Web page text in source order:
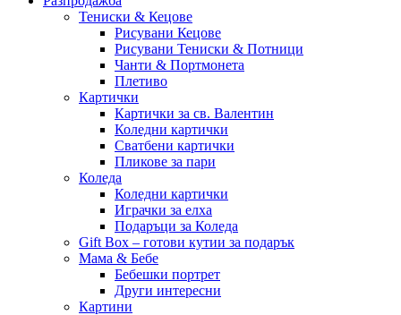
Тениски & Кецове
Рисувани Кецове
Рисувани Тениски & Потници
Чанти & Портмонета
Плетиво
Картички
Картички за св. Валентин
Коледни картички
Сватбени картички
Пликове за пари
Коледа
Коледни картички
Играчки за елха
Подаръци за Коледа
Gift Box – готови кутии за подарък
Мама & Бебе
Бебешки портрет
Други интересни
Картини